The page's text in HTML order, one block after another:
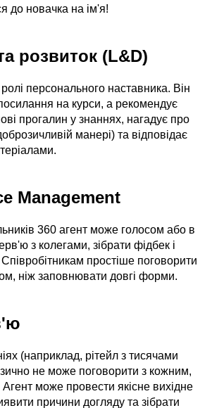
до новачка на ім'я!
розвиток (L&D)
персонального наставника. Він
на курси, а рекомендує
прогалин у знаннях, нагадує про
манері) та відповідає
Management
360 агент може голосом або в
з колегами, зібрати фідбек і
простіше поговорити
ніж заповнювати довгі форми.
(наприклад, рітейл з тисячами
не може поговорити з кожним,
Агент може провести якісне вихідне
причини догляду та зібрати